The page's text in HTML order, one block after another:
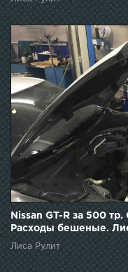
Nissan GT-R за 500
Расходы бешеные.
Лиса Рулит